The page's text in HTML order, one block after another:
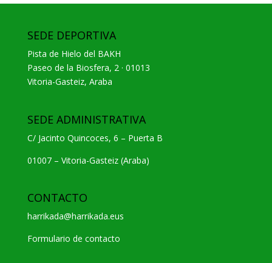
SEDE DEPORTIVA
Pista de Hielo del BAKH
Paseo de la Biosfera, 2 · 01013
Vitoria-Gasteiz, Araba
SEDE ADMINISTRATIVA
C/ Jacinto Quincoces, 6 – Puerta B
01007 – Vitoria-Gasteiz (Araba)
CONTACTO
harrikada@harrikada.eus
Formulario de contacto